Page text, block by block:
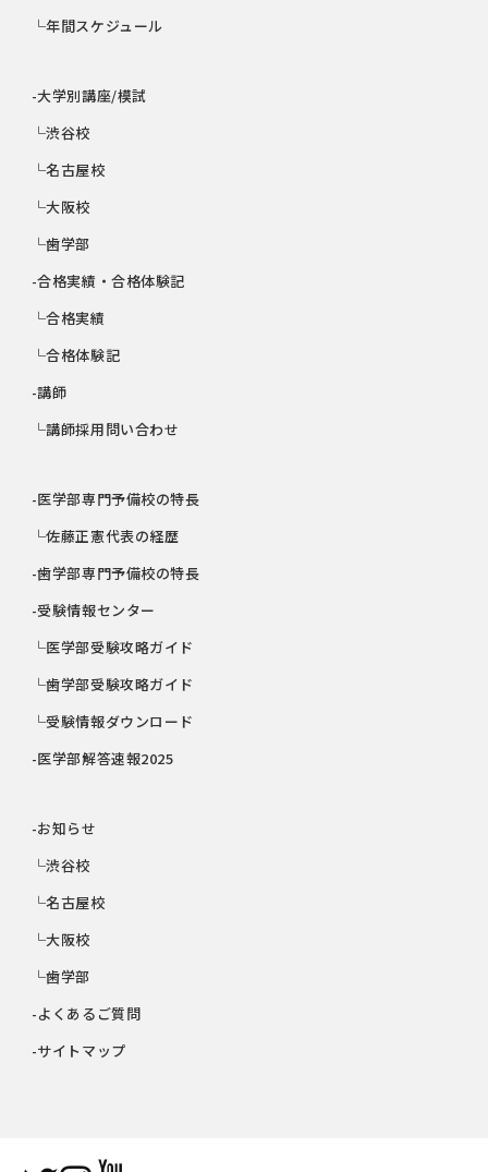
└年間スケジュール
-大学別講座/模試
└渋谷校
└名古屋校
└大阪校
└歯学部
-合格実績・合格体験記
└合格実績
└合格体験記
-講師
└講師採用問い合わせ
-医学部専門予備校の特長
└佐藤正憲代表の経歴
-歯学部専門予備校の特長
-受験情報センター
└医学部受験攻略ガイド
└歯学部受験攻略ガイド
└受験情報ダウンロード
-医学部解答速報2025
-お知らせ
└渋谷校
└名古屋校
└大阪校
└歯学部
-よくあるご質問
-サイトマップ